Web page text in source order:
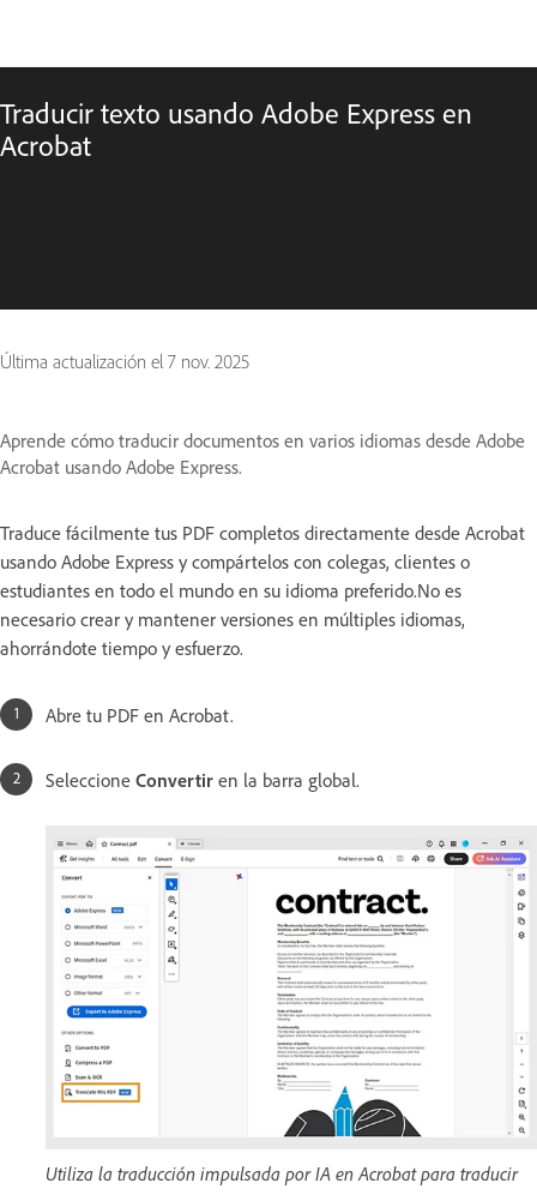
Traducir texto usando Adobe Express en
Acrobat
Última actualización el 7 nov. 2025
Aprende cómo traducir documentos en varios idiomas desde Adobe
Acrobat usando Adobe Express.
Traduce fácilmente tus PDF completos directamente desde Acrobat
usando Adobe Express y compártelos con colegas, clientes o
estudiantes en todo el mundo en su idioma preferido.No es
necesario crear y mantener versiones en múltiples idiomas,
ahorrándote tiempo y esfuerzo.
Abre tu PDF en Acrobat.
Seleccione Convertir en la barra global.
Utiliza la traducción impulsada por IA en Acrobat para traducir